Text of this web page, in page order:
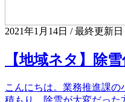
2021年1月14日 / 最終更新日
【地域ネタ】除
こんにちは。業務推進課
積もり、除雪が大変だった